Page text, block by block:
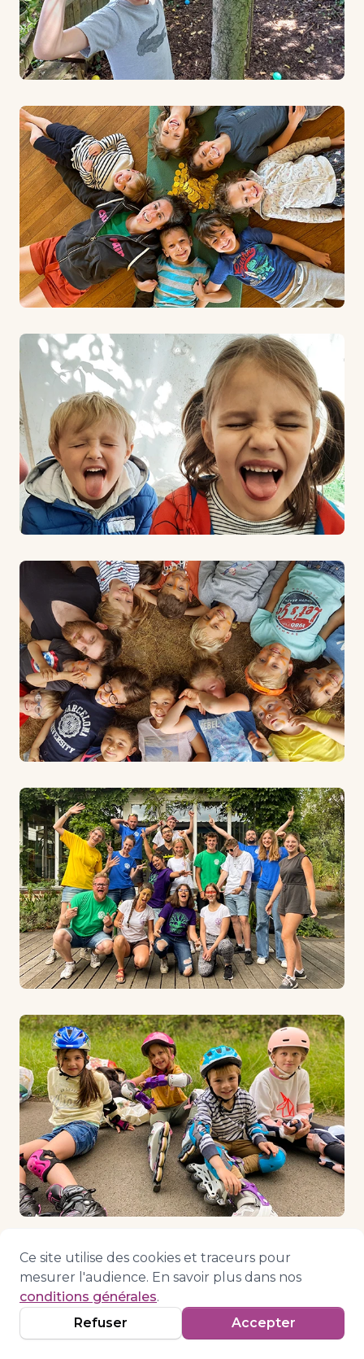
Ateliers de Colipain ASBL
Centre familial à Braine-l'Alleud depuis plus de
30 ans
Ce site utilise des cookies et traceurs pour
mesurer l'audience. En savoir plus dans nos
conditions générales.
Refuser
Accepter